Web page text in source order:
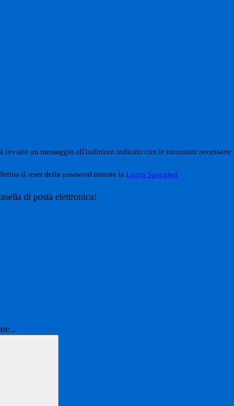
inviato un messaggio all'indirizzo indicato con le istruzioni necessarie.
il reset della password tramite la Login Spaggiari
di posta elettronica!